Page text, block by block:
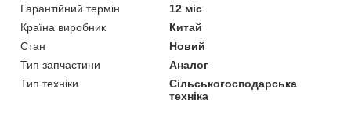
Гарантійний термін
12 міс
Країна виробник
Китай
Стан
Новий
Тип запчастини
Аналог
Тип техніки
Сільськогосподарська
техніка